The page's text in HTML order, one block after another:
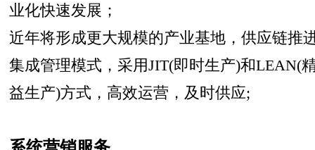
业化快速发展；
近年将形成更大规模的产业基地，供应链推
集成管理模式，采用JIT(即时生产)和LEAN(
益生产)方式，高效运营，及时供应;